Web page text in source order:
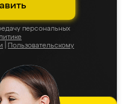
персональных
Пользовательскому